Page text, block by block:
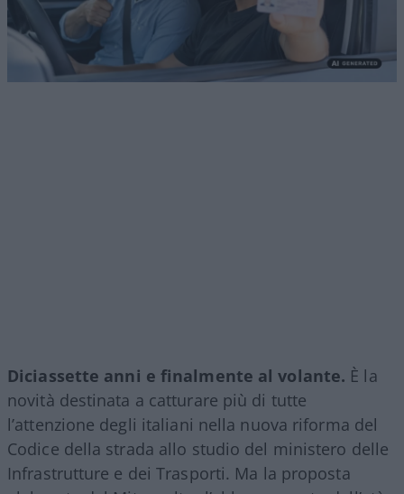
Diciassette anni e finalmente al volante. È la
novità destinata a catturare più di tutte
l’attenzione degli italiani nella nuova riforma del
Codice della strada allo studio del ministero delle
Infrastrutture e dei Trasporti. Ma la proposta